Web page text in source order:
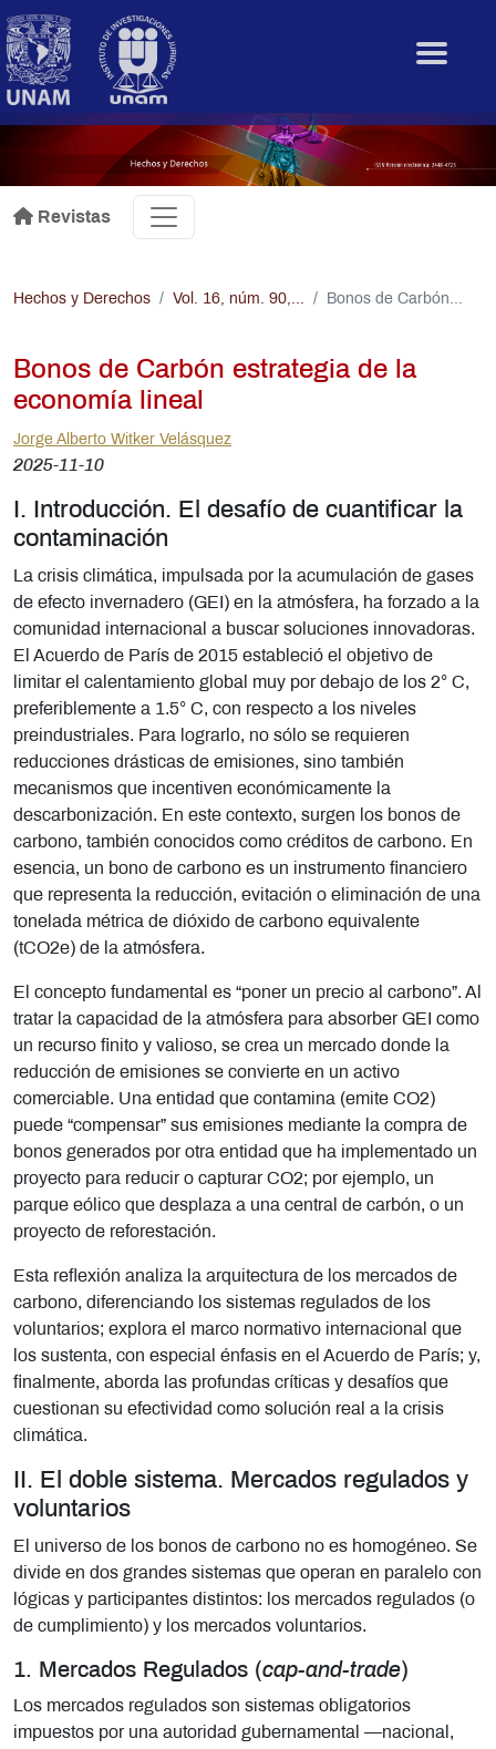
.
Revistas
Hechos y Derechos Vol. 16, núm. 90,... Bonos de Carbón...
Bonos de Carbón estrategia de la
economía lineal
Jorge Alberto Witker Velásquez
2025-11-10
I. Introducción. El desafío de cuantificar la
contaminación
La crisis climática, impulsada por la acumulación de gases
de efecto invernadero (GEI) en la atmósfera, ha forzado a la
comunidad internacional a buscar soluciones innovadoras.
El Acuerdo de París de 2015 estableció el objetivo de
limitar el calentamiento global muy por debajo de los 2° C,
preferiblemente a 1.5° C, con respecto a los niveles
preindustriales. Para lograrlo, no sólo se requieren
reducciones drásticas de emisiones, sino también
mecanismos que incentiven económicamente la
descarbonización. En este contexto, surgen los bonos de
carbono, también conocidos como créditos de carbono. En
esencia, un bono de carbono es un instrumento financiero
que representa la reducción, evitación o eliminación de una
tonelada métrica de dióxido de carbono equivalente
(tCO2e) de la atmósfera.
El concepto fundamental es “poner un precio al carbono”. Al
tratar la capacidad de la atmósfera para absorber GEI como
un recurso finito y valioso, se crea un mercado donde la
reducción de emisiones se convierte en un activo
comerciable. Una entidad que contamina (emite CO2)
puede “compensar” sus emisiones mediante la compra de
bonos generados por otra entidad que ha implementado un
proyecto para reducir o capturar CO2; por ejemplo, un
parque eólico que desplaza a una central de carbón, o un
proyecto de reforestación.
Esta reflexión analiza la arquitectura de los mercados de
carbono, diferenciando los sistemas regulados de los
voluntarios; explora el marco normativo internacional que
los sustenta, con especial énfasis en el Acuerdo de París; y,
finalmente, aborda las profundas críticas y desafíos que
cuestionan su efectividad como solución real a la crisis
climática.
II. El doble sistema. Mercados regulados y
voluntarios
El universo de los bonos de carbono no es homogéneo. Se
divide en dos grandes sistemas que operan en paralelo con
lógicas y participantes distintos: los mercados regulados (o
de cumplimiento) y los mercados voluntarios.
1. Mercados Regulados (cap-and-trade)
Los mercados regulados son sistemas obligatorios
impuestos por una autoridad gubernamental —nacional,